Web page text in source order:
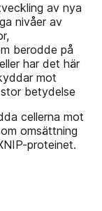
av nya
nivåer av
berodde på
har det här
mot
betydelse
cellerna mot
omsättning
proteinet.